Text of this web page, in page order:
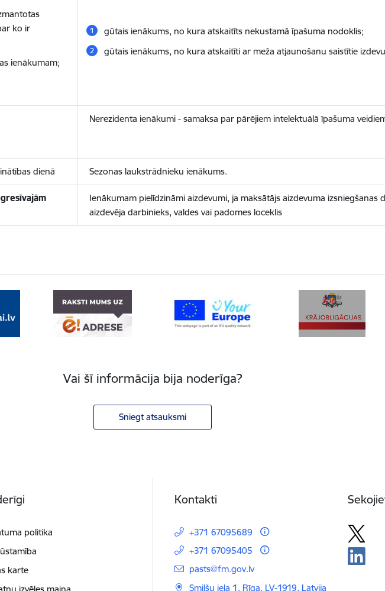
ko ir
ienākumam;
gūtais ienākums, no kura atskaitīts nekustamā īpašuma nodoklis;
gūtais ienākums, no kura atskaitīti ar meža atjaunošanu saistītie
Nerezidenta ienākumi - samaksa par pārējiem intelektuālā īpašuma
dienā Sezonas laukstrādnieku ienākums.
Ienākumam pielīdzināmi aizdevumi, ja maksātājs aizdevuma izsniegšanas
aizdevēja darbinieks, valdes vai padomes loceklis
Vai šī informācija bija noderīga?
Sniegt atsauksmi
politika
karte
Kontakti
+371 67095689
+371 67095405
E-pasts:
pasts@fm.gov.lv
Smilšu iela 1, Rīga, LV-1919, Latvija